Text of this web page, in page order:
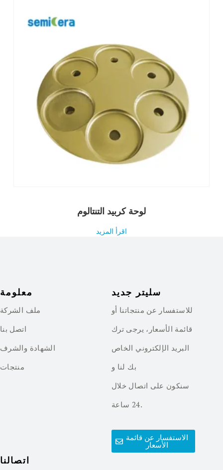
لوحة كربيد التنتالوم
اقرأ المزيد
معلومة
ملف الشركة
اتصل بنا
الشهادة والشرف
منتجات
سليتر جديد
للاستفسار عن منتجاتنا أو
قائمة الأسعار، يرجى ترك
البريد الإلكتروني الخاص
بك لنا و
سنكون على اتصال خلال
24 ساعة.
الاستفسار عن قائمة
الأسعار
اتصالنا